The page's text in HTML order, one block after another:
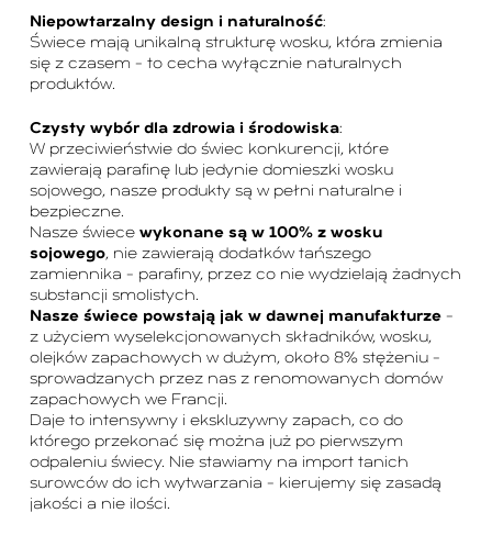
Niepowtarzalny design i naturalność:
Świece mają unikalną strukturę wosku, która zmienia
się z czasem – to cecha wyłącznie naturalnych
produktów.
Czysty wybór dla zdrowia i środowiska:
W przeciwieństwie do świec konkurencji, które
zawierają parafinę lub jedynie domieszki wosku
sojowego, nasze produkty są w pełni naturalne i
bezpieczne.
Nasze świece wykonane są w 100% z wosku
sojowego, nie zawierają dodatków tańszego
zamiennika – parafiny, przez co nie wydzielają żadnych
substancji smolistych.
Nasze świece powstają jak w dawnej manufakturze–
z użyciem wyselekcjonowanych składników, wosku,
olejków zapachowych w dużym, około 8% stężeniu –
sprowadzanych przez nas z renomowanych domów
zapachowych we Francji.
Daje to intensywny i ekskluzywny zapach, co do
którego przekonać się można już po pierwszym
odpaleniu świecy. Nie stawiamy na import tanich
surowców do ich wytwarzania – kierujemy się zasadą
jakości a nie ilości.